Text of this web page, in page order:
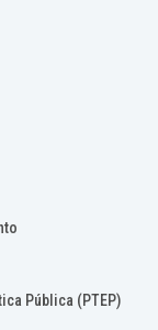
Pública (PTEP)